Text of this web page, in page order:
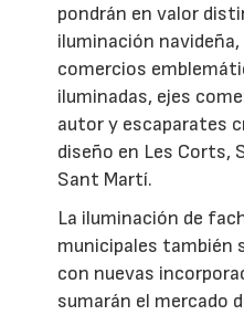
pondrán en valor
iluminación
comercios
iluminadas, ejes
autor y escaparates
diseño en Les Corts,
Sant Martí.
La iluminación de
municipales también
con nuevas
sumarán el mercado